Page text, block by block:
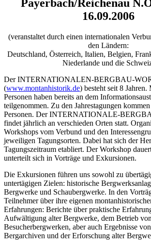
Payerbach/Reichenau
16.09.2006
(veranstaltet durch einen internationalen
den Ländern:
Deutschland, Österreich, Italien, Belgien,
Niederlande und die
Der INTERNATIONALEN-BERGBAU-
(www.montanhistorik.de) besteht seit 8 Jahren.
Personen haben bereits an dem
teilgenommen. Zu den Jahrestagungen
Personen. Der INTERNATIONALE-
findet jährlich an verschieden Orten statt.
Workshops vom Verbund und den
jeweiligen Tagungsorten. Dabei hat sich der
Tagungszeitraum etabliert. Der Workshop
unterteilt sich in Vorträge und Exkursionen.
Die Exkursionen führen uns sowohl zu
untertägigen Zielen: historische
Bergwerke und Schaubergwerke. In den
Teilnehmer über ihre eigenen
Erfahrungen: Berichte über praktische
Aufwältigung alter Bergwerke, dem Betrieb von
Besucherbergwerken, aber auch Ergebnisse
Bergarchiven und der Erforschung alter